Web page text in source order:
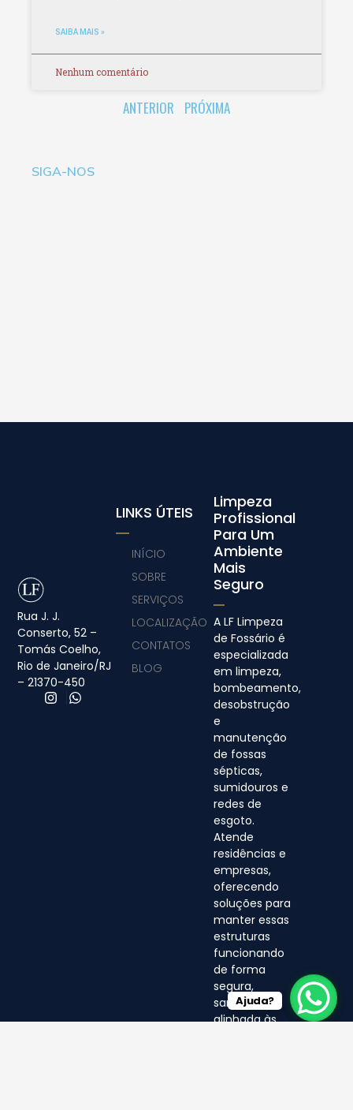
SAIBA MAIS »
Nenhum comentário
ANTERIOR PRÓXIMA
SIGA-NOS
Rua J. J.
Conserto, 52 –
Tomás Coelho,
Rio de Janeiro/RJ
– 21370-450
Limpeza
Profissional
Para Um
Ambiente
Mais
Seguro
A LF Limpeza
de Fossário é
especializada
em limpeza,
bombeamento,
desobstrução
e
manutenção
de fossas
sépticas,
sumidouros e
redes de
esgoto.
Atende
residências e
empresas,
oferecendo
soluções para
manter essas
estruturas
funcionando
de forma
segura,
sanitária e
alinhada às
LINKS ÚTEIS
INÍCIO
SOBRE
SERVIÇOS
LOCALIZAÇÃO
CONTATOS
BLOG
Ajuda?